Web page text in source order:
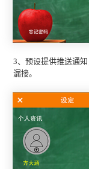
3、预设提供推送通
漏接。